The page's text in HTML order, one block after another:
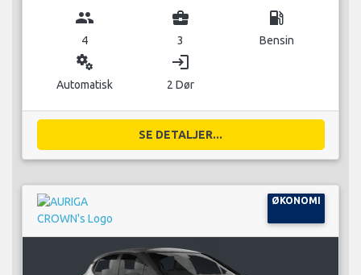
group
4
business_center
3
local_gas_station
Bensin
miscellaneous_services
Automatisk
login
2 Dør
SE DETALJER...
ØKONOMI